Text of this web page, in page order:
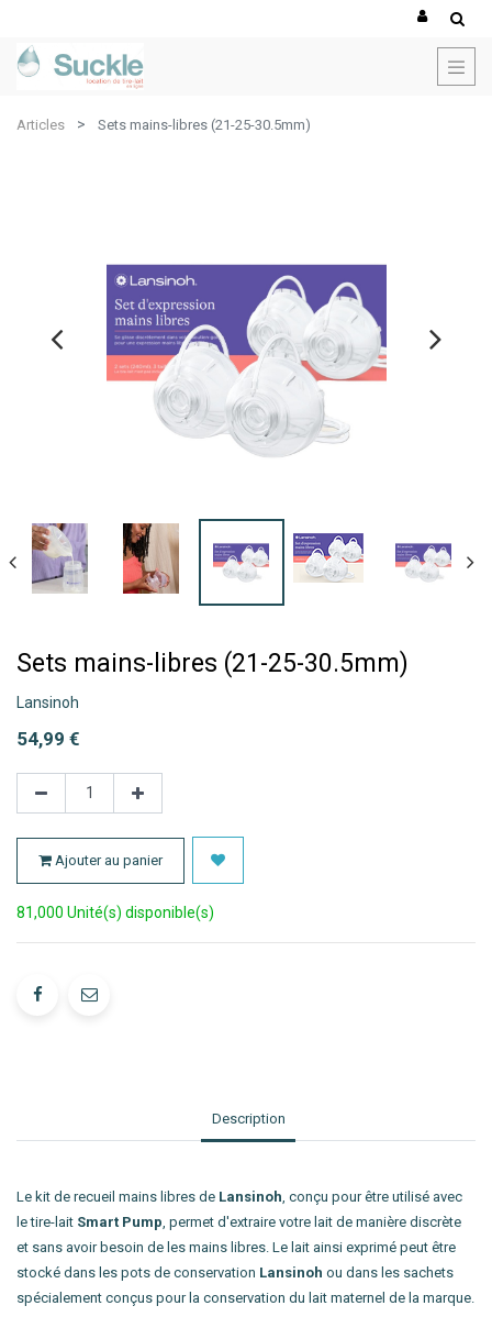
Articles Sets mains-libres (21-25-30.5mm)
Sets mains-libres (21-25-30.5mm)
Lansinoh
54,99 €
Ajouter au panier
81,000 Unité(s) disponible(s)
Description
Le kit de recueil mains libres de Lansinoh, conçu pour être utilisé avec
le tire-lait Smart Pump, permet d'extraire votre lait de manière discrète
et sans avoir besoin de les mains libres. Le lait ainsi exprimé peut être
stocké dans les pots de conservation Lansinoh ou dans les sachets
spécialement conçus pour la conservation du lait maternel de la marque.
Erreur client Odoo
Copiez l'erreur complète dans le presse-papier
Voir les détails
Ok